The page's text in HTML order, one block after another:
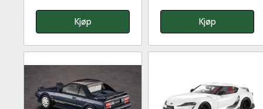
Kjøp Kjøp